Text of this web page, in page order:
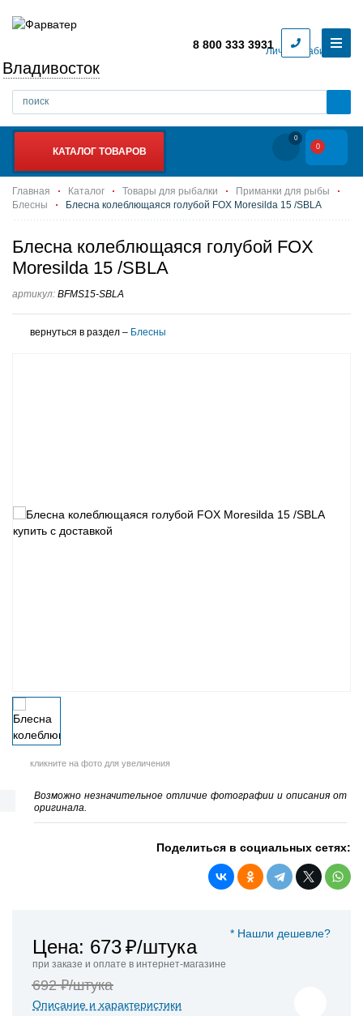
Личный кабинет
Владивосток
8 800 333 3931
КАТАЛОГ ТОВАРОВ
0
0
Главная Каталог Товары для рыбалки
Приманки для рыбы
Блесны
Блесна колеблющаяся голубой FOX Moresilda 15 /SBLA
Блесна колеблющаяся голубой FOX
Moresilda 15 /SBLA
артикул: BFMS15-SBLA
вернуться в раздел – Блесны
кликните на фото для увеличения
Возможно незначительное отличие фотографии и описания от
оригинала.
Поделиться в социальных сетях:
* Нашли дешевле?
Цена: 673₽/штука
при заказе и оплате в интернет-магазине
692 ₽/штука
Описание и характеристики